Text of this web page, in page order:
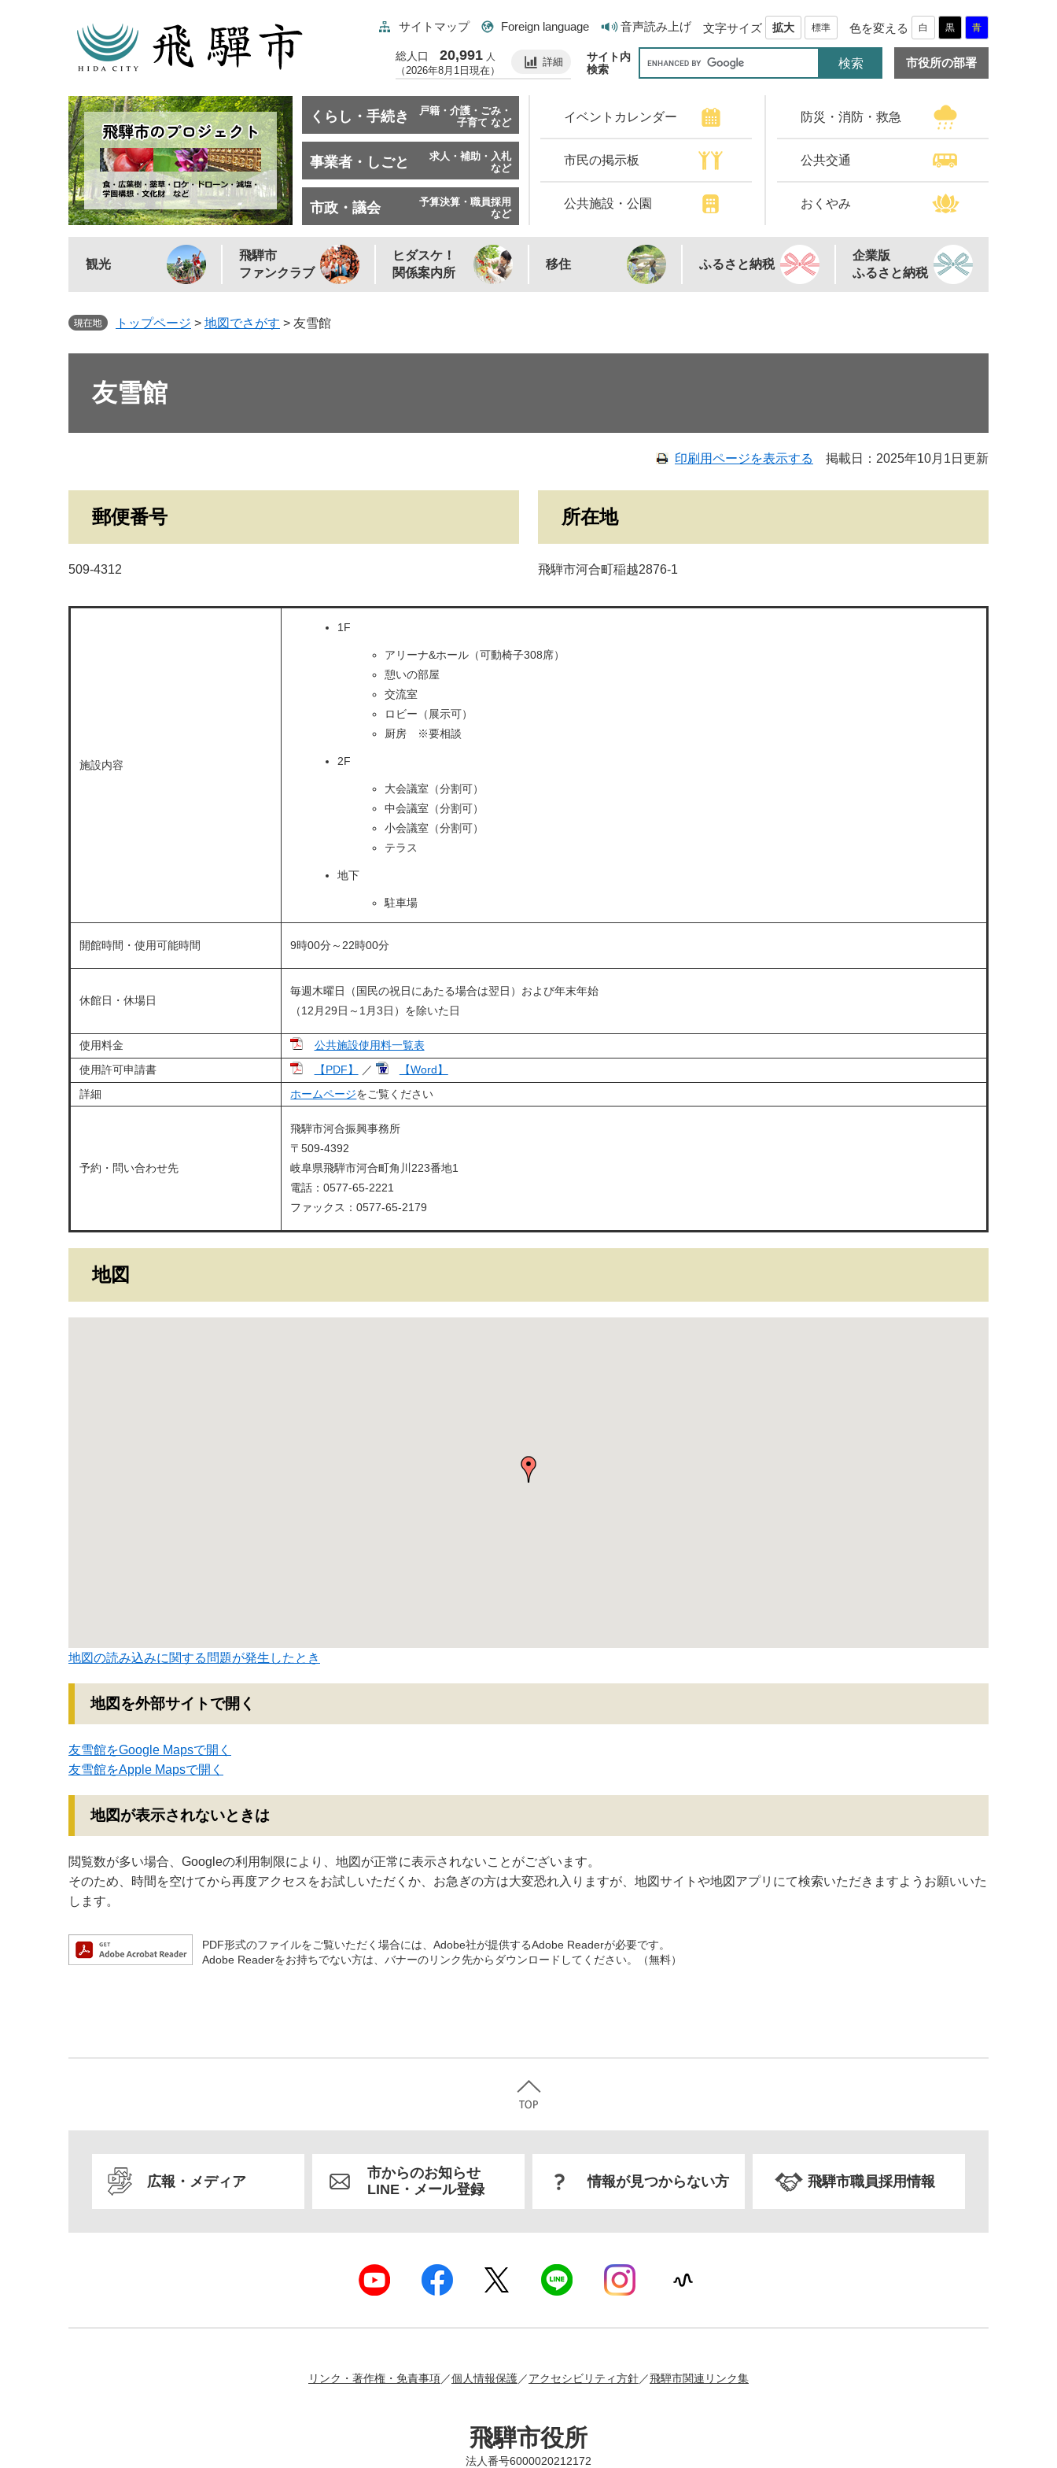
サイトマップ Foreign language 音声読み上げ 文字サイズ 拡大 標準 色を変える 白 黒 青
総人口 20,991 人
（2026年8月1日現在）
詳細
サイト内
検索
市役所の部署
くらし・手続き
戸籍・介護・ごみ・
子育て など
事業者・しごと
求人・補助・入札
など
市政・議会
予算決算・職員採用
など
イベントカレンダー 防災・消防・救急
市民の掲示板 公共交通
公共施設・公園 おくやみ
観光
飛騨市
ファンクラブ
ヒダスケ！
関係案内所
移住 ふるさと納税
企業版
ふるさと納税
トップページ > 地図でさがす > 友雪館
友雪館
印刷用ページを表示する 掲載日：2025年10月1日更新
郵便番号
509-4312
所在地
飛騨市河合町稲越2876-1
施設内容
1F
アリーナ&ホール（可動椅子308席）
憩いの部屋
交流室
ロビー（展示可）
厨房 ※要相談
2F
大会議室（分割可）
中会議室（分割可）
小会議室（分割可）
テラス
地下
駐車場
開館時間・使用可能時間 9時00分～22時00分
休館日・休場日
毎週木曜日（国民の祝日にあたる場合は翌日）および年末年始
（12月29日～1月3日）を除いた日
使用料金
公共施設使用料一覧表
使用許可申請書
【PDF】 ／
【Word】
詳細
ホームページをご覧ください
予約・問い合わせ先
飛騨市河合振興事務所
〒509-4392
岐阜県飛騨市河合町角川223番地1
電話：0577-65-2221
ファックス：0577-65-2179
地図
地図の読み込みに関する問題が発生したとき
地図を外部サイトで開く
友雪館をGoogle Mapsで開く
友雪館をApple Mapsで開く
地図が表示されないときは
閲覧数が多い場合、Googleの利用制限により、地図が正常に表示されないことがございます。
そのため、時間を空けてから再度アクセスをお試しいただくか、お急ぎの方は大変恐れ入りますが、地図サイトや地図アプリにて検索いただきますようお願いいた
します。
PDF形式のファイルをご覧いただく場合には、Adobe社が提供するAdobe Readerが必要です。
Adobe Readerをお持ちでない方は、バナーのリンク先からダウンロードしてください。（無料）
広報・メディア
市からのお知らせ
LINE・メール登録
情報が見つからない方 飛騨市職員採用情報
リンク・著作権・免責事項 個人情報保護 アクセシビリティ方針 飛騨市関連リンク集
飛騨市役所
法人番号6000020212172